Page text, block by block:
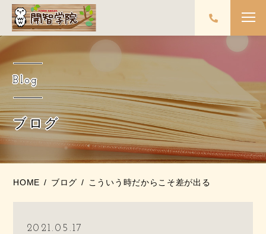
Blog
ブログ
HOME ブログ こういう時だからこそ差が出る
2021.05.17